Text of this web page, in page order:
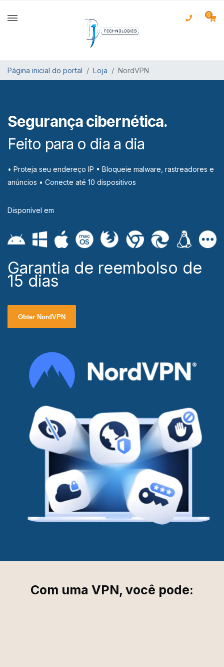
0
Página inicial do portal Loja NordVPN
Segurança cibernética.
Feito para o dia a dia
• Proteja seu endereço IP • Bloqueie malware, rastreadores e
anúncios • Conecte até 10 dispositivos
Disponível em
Garantia de reembolso de
15 dias
Obter NordVPN
Com uma VPN, você pode: